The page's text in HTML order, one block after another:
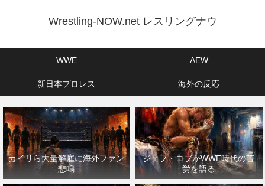
Wrestling-NOW.net レスリングナウ
WWE AEW
新日本プロレス 海外の反応
カイリら大量解雇に海外ファン
悲鳴
ジェフ・コブがWWE時代の苦
労を語る